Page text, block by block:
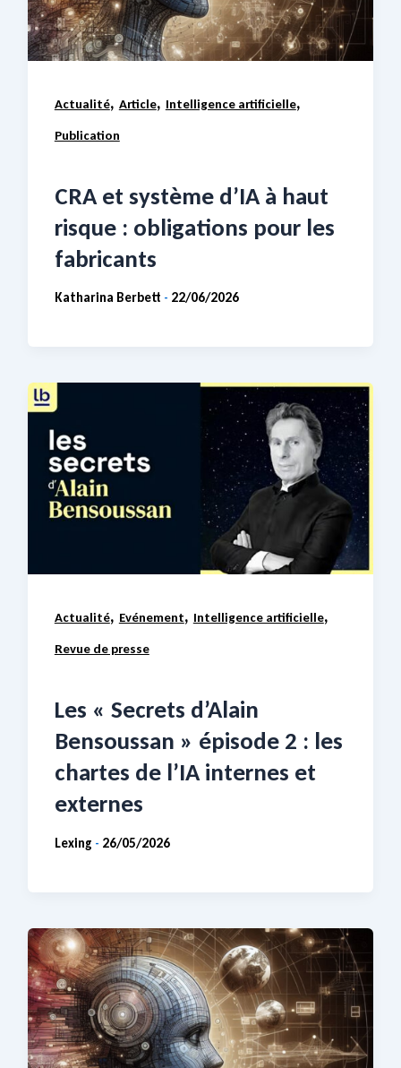
Actualité, Article, Intelligence artificielle,
Publication
CRA et système d’IA à haut
risque : obligations pour les
fabricants
Katharina Berbett - 22/06/2026
Actualité, Evénement, Intelligence artificielle,
Revue de presse
Les « Secrets d’Alain
Bensoussan » épisode 2 : les
chartes de l’IA internes et
externes
Lexing - 26/05/2026